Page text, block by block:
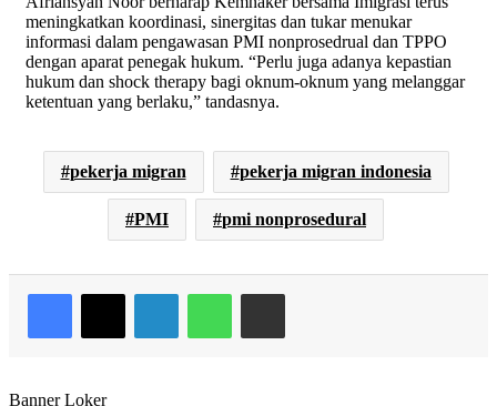
meningkatkan koordinasi, sinergitas dan tukar menukar
informasi dalam pengawasan PMI nonprosedrual dan TPPO
dengan aparat penegak hukum. “Perlu juga adanya kepastian
hukum dan shock therapy bagi oknum-oknum yang melanggar
ketentuan yang berlaku,” tandasnya.
pekerja migran pekerja migran indonesia
PMI pmi nonprosedural
Facebook
X LinkedInWhatsAppShare via Email
Banner Loker